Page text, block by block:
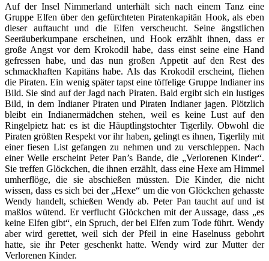
Auf der Insel Nimmerland unterhält sich nach einem Tanz eine
Gruppe Elfen über den gefürchteten Piratenkapitän Hook, als eben
dieser auftaucht und die Elfen verscheucht. Seine ängstlichen
Seeräuberkumpane erscheinen, und Hook erzählt ihnen, dass er
große Angst vor dem Krokodil habe, dass einst seine eine Hand
gefressen habe, und das nun großen Appetit auf den Rest des
schmackhaften Kapitäns habe. Als das Krokodil erscheint, fliehen
die Piraten. Ein wenig später tapst eine töffelige Gruppe Indianer ins
Bild. Sie sind auf der Jagd nach Piraten. Bald ergibt sich ein lustiges
Bild, in dem Indianer Piraten und Piraten Indianer jagen. Plötzlich
bleibt ein Indianermädchen stehen, weil es keine Lust auf den
Ringelpietz hat: es ist die Häuptlingstochter Tigerlily. Obwohl die
Piraten größten Respekt vor ihr haben, gelingt es ihnen, Tigerlily mit
einer fiesen List gefangen zu nehmen und zu verschleppen. Nach
einer Weile erscheint Peter Pan’s Bande, die „Verlorenen Kinder“.
Sie treffen Glöckchen, die ihnen erzählt, dass eine Hexe am Himmel
umherflöge, die sie abschießen müssten. Die Kinder, die nicht
wissen, dass es sich bei der „Hexe“ um die von Glöckchen gehasste
Wendy handelt, schießen Wendy ab. Peter Pan taucht auf und ist
maßlos wütend. Er verflucht Glöckchen mit der Aussage, dass „es
keine Elfen gibt“, ein Spruch, der bei Elfen zum Tode führt. Wendy
aber wird gerettet, weil sich der Pfeil in eine Haselnuss gebohrt
hatte, sie ihr Peter geschenkt hatte. Wendy wird zur Mutter der
Verlorenen Kinder.